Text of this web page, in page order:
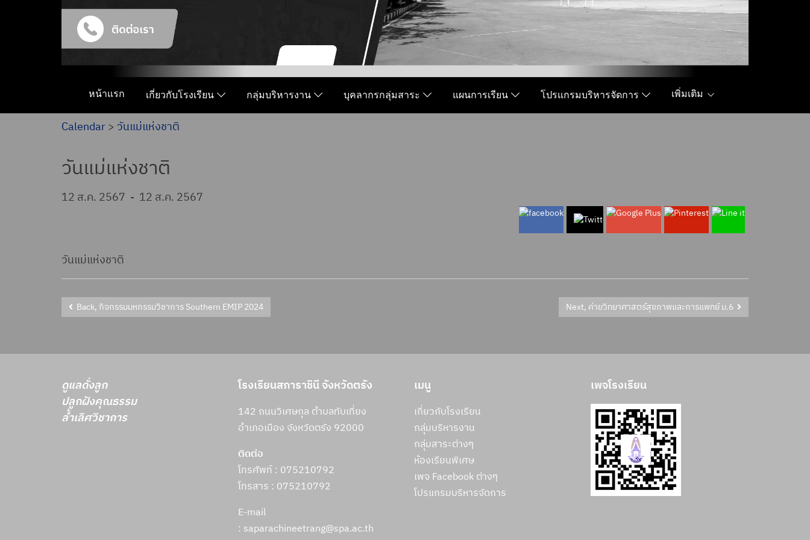
หน้าแรก เกี่ยวกับโรงเรียน กลุ่มบริหารงาน บุคลากรกลุ่มสาระ แผนการเรียน โปรแกรมบริหารจัดการ เพิ่มเติม
Calendar> วันแม่แห่งชาติ
วันแม่แห่งชาติ
12 ส.ค. 2567 - 12 ส.ค. 2567
วันแม่แห่งชาติ
Back, กิจกรรมมหกรรมวิชาการ Southern EMIP 2024 Next, ค่ายวิทยาศาสตร์สุขภาพและการแพทย์ ม.6
ดูแลดั่งลูก
ปลูกฝังคุณธรรม
ล้ำเลิศวิชาการ
โรงเรียนสภาราชินี จังหวัดตรัง
142 ถนนวิเศษกุล ตำบลทับเที่ยง
อำเภอเมือง จังหวัดตรัง 92000
ติดต่อ
โทรศัพท์ : 075210792
โทรสาร : 075210792
E-mail
: saparachineetrang@spa.ac.th
เมนู
เกี่ยวกับโรงเรียน
กลุ่มบริหารงาน
กลุ่มสาระต่างๆ
ห้องเรียนพิเศษ
เพจ Facebook ต่างๆ
โปรแกรมบริหารจัดการ
เพจโรงเรียน